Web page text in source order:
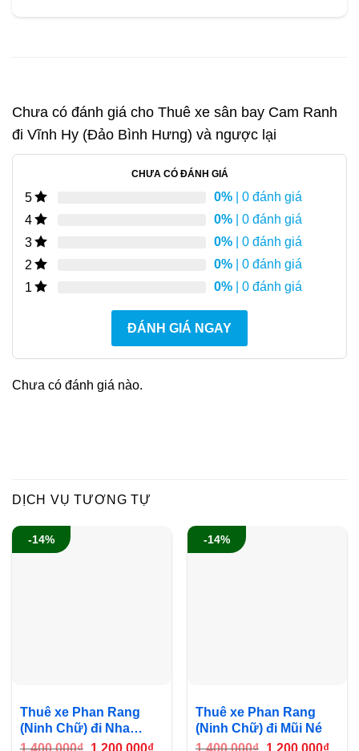
Chưa có đánh giá cho Thuê xe sân bay Cam Ranh
đi Vĩnh Hy (Đảo Bình Hưng) và ngược lại
CHƯA CÓ ĐÁNH GIÁ
5 0% | 0 đánh giá
4
0% | 0 đánh giá
3
0% | 0 đánh giá
2
0% | 0 đánh giá
1
0% | 0 đánh giá
ĐÁNH GIÁ NGAY
Chưa có đánh giá nào.
DỊCH VỤ TƯƠNG TỰ
-14%
Thuê xe Phan Rang
(Ninh Chữ) đi Nha
Trang
1,400,000₫
Giá
1,200,000₫Giá
-14%
Thuê xe Phan Rang
(Ninh Chữ) đi Mũi Né
1,400,000₫
Giá
1,200,000₫Giá